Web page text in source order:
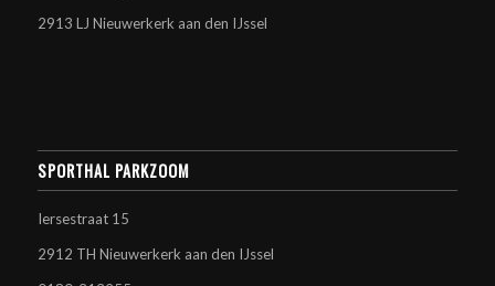
2913 LJ Nieuwerkerk aan den IJssel
SPORTHAL PARKZOOM
Iersestraat 15
2912 TH Nieuwerkerk aan den IJssel